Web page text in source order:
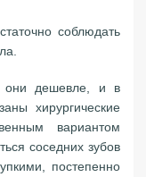
соблюдать
они дешевле, и в
хирургические
вариантом
соседних зубов
постепенно